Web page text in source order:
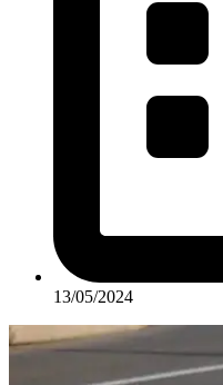
13/05/2024